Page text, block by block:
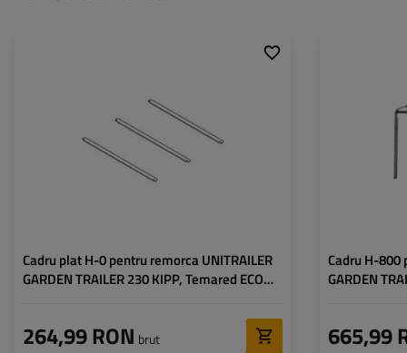
Cadru plat H-0 pentru remorca UNITRAILER
GARDEN TRAILER 230 KIPP, Temared ECO
264,99 RON brut
Cadru H-800
GARDEN
665,99